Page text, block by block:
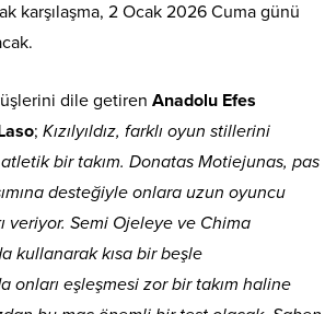
karşılaşma, 2 Ocak 2026 Cuma günü
dile getiren Anadolu Efes
; Kızılyıldız, farklı oyun stillerini
bir takım. Donatas Motiejunas, pas
desteğiyle onlara uzun oyuncu
veriyor. Semi Ojeleye ve Chima
kullanarak kısa bir beşle
onları eşleşmesi zor bir takım haline